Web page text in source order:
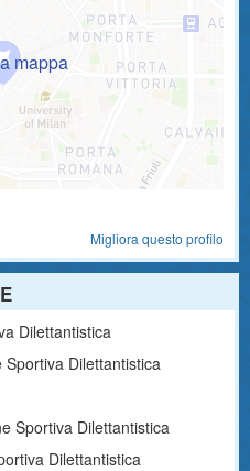
Migliora questo profilo
Dilettantistica
Dilettantistica
Sportiva Dilettantistica
Dilettantistica